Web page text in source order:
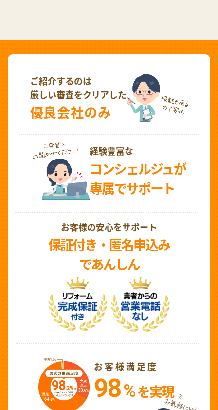
ご紹介するのは
厳しい審査をクリアした
優良会社のみ
経験豊富な
コンシェルジュが
専属でサポート
お客様の安心をサポート
保証付き・匿名申込み
であんしん
お客様満足度
98%を実現 ※